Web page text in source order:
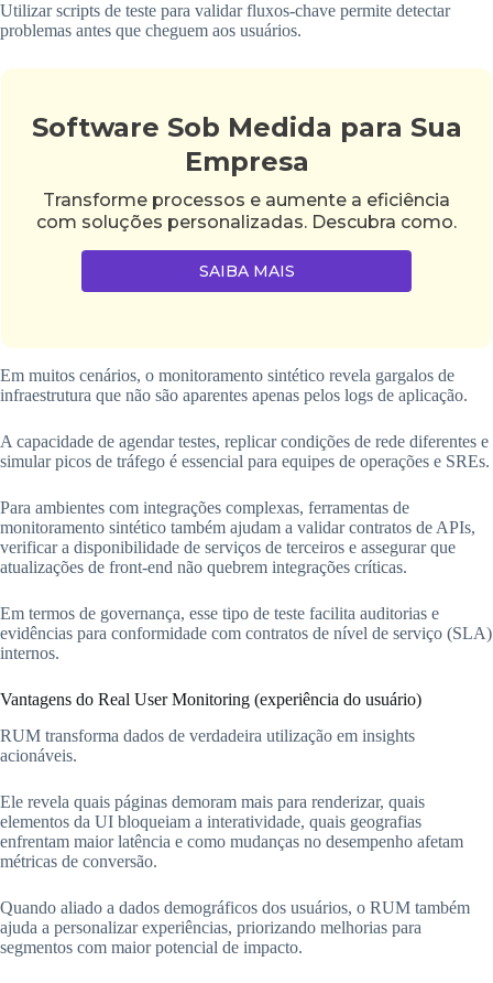
Utilizar scripts de teste para validar fluxos-chave permite detectar
problemas antes que cheguem aos usuários.
Software Sob Medida para Sua
Empresa
Transforme processos e aumente a eficiência
com soluções personalizadas. Descubra como.
SAIBA MAIS
Em muitos cenários, o monitoramento sintético revela gargalos de
infraestrutura que não são aparentes apenas pelos logs de aplicação.
A capacidade de agendar testes, replicar condições de rede diferentes e
simular picos de tráfego é essencial para equipes de operações e SREs.
Para ambientes com integrações complexas, ferramentas de
monitoramento sintético também ajudam a validar contratos de APIs,
verificar a disponibilidade de serviços de terceiros e assegurar que
atualizações de front-end não quebrem integrações críticas.
Em termos de governança, esse tipo de teste facilita auditorias e
evidências para conformidade com contratos de nível de serviço (SLA)
internos.
Vantagens do Real User Monitoring (experiência do usuário)
RUM transforma dados de verdadeira utilização em insights
acionáveis.
Ele revela quais páginas demoram mais para renderizar, quais
elementos da UI bloqueiam a interatividade, quais geografias
enfrentam maior latência e como mudanças no desempenho afetam
métricas de conversão.
Quando aliado a dados demográficos dos usuários, o RUM também
ajuda a personalizar experiências, priorizando melhorias para
segmentos com maior potencial de impacto.